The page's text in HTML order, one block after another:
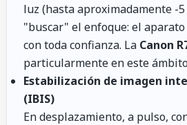
luz (hasta aproximadamente -5
"buscar" el enfoque: el
con toda confianza. La Canon
particularmente en este
Estabilización de imagen
(IBIS)
En desplazamiento, a pulso,